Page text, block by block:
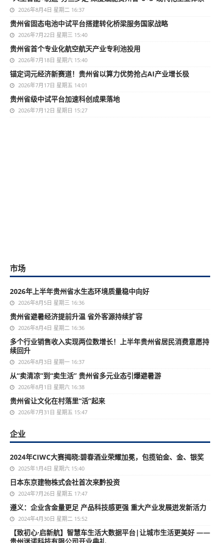
2026年8月4日 星期二 16:37
贵州省固态电池中试平台搭建转化桥梁服务国家战略
2026年7月22日 星期三 15:40
贵州省首个专业化航空航天产业专利池投用
2026年7月18日 星期六 15:40
锚定词元经济新赛道！贵州省以算力优势抢占AI产业增长极
2026年7月17日 星期五 14:01
贵州省级中试平台加速科创成果落地
2026年7月12日 星期日 15:27
市场
2026年上半年贵州省水生态环境质量稳中向好
2026年8月5日 星期三 16:36
贵州省避暑经济提前升温 省外客源持续扩容
2026年8月4日 星期二 16:36
多个行业销售收入实现两位数增长！上半年贵州省居民消费意愿持
续回升
2026年8月3日 星期一 16:37
从“卖清凉”到“卖生活” 贵州省多元业态引爆避暑游
2026年8月1日 星期六 16:38
贵州省让文化在村落里“活”起来
2026年7月31日 星期五 15:47
企业
2024年CIWC大赛揭晓:碧春酒业荣耀加冕，包揽铂金、金、银奖
2025年1月4日 星期六 15:40
日本东京建物株式会社首次来黔投资
2024年7月26日 星期五 17:47
遵义：企业含金量更足 产品科技感更强 重大产业发展迸发新活力
2024年4月30日 星期二 15:52
【致初心·启新航】智慧车生活大数据平台|让城市生活更美好 ——